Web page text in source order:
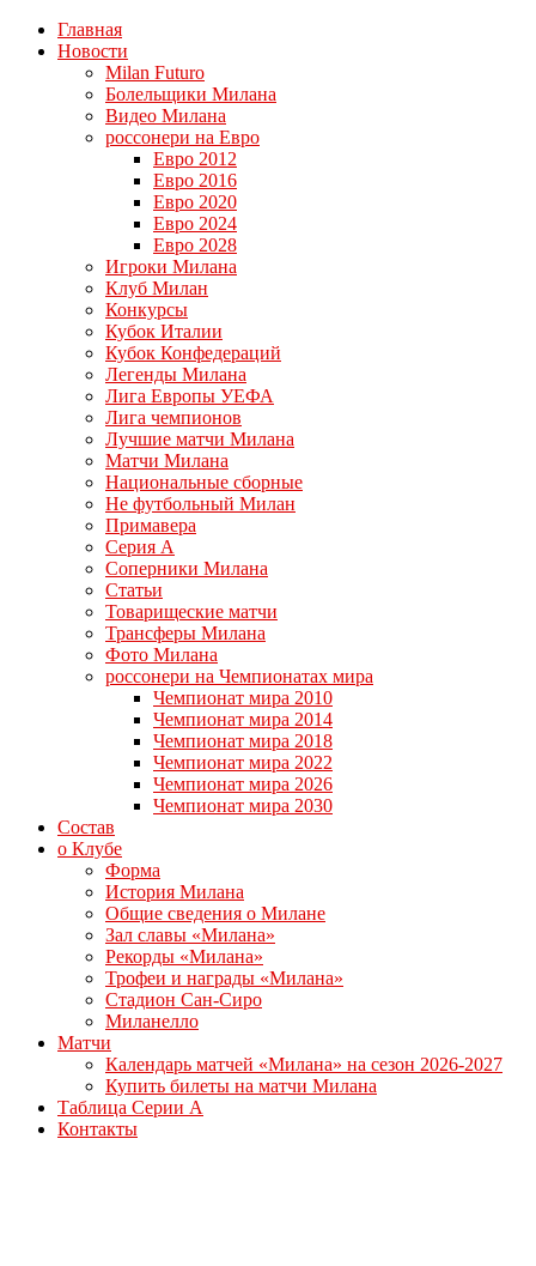
Главная
Новости
Milan Futuro
Болельщики Милана
Видео Милана
россонери на Евро
Евро 2012
Евро 2016
Евро 2020
Евро 2024
Евро 2028
Игроки Милана
Клуб Милан
Конкурсы
Кубок Италии
Кубок Конфедераций
Легенды Милана
Лига Европы УЕФА
Лига чемпионов
Лучшие матчи Милана
Матчи Милана
Национальные сборные
Не футбольный Милан
Примавера
Серия А
Соперники Милана
Статьи
Товарищеские матчи
Трансферы Милана
Фото Милана
россонери на Чемпионатах мира
Чемпионат мира 2010
Чемпионат мира 2014
Чемпионат мира 2018
Чемпионат мира 2022
Чемпионат мира 2026
Чемпионат мира 2030
Состав
о Клубе
Форма
История Милана
Общие сведения о Милане
Зал славы «Милана»
Рекорды «Милана»
Трофеи и награды «Милана»
Стадион Сан-Сиро
Миланелло
Матчи
Календарь матчей «Милана» на сезон 2026-2027
Купить билеты на матчи Милана
Таблица Серии А
Контакты